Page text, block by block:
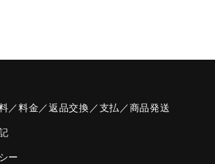
／料金／返品交換／支払／商品発送
ー